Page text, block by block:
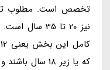
تخصص است. مطلوب
نیز 20 تا 35